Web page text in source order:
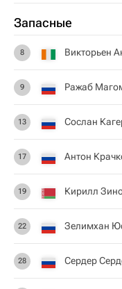
Запасные
8 Викторьен
9 Ражаб
13 Сослан
17 Антон
19 Кирилл
22 Зелимхан
28 Сердер